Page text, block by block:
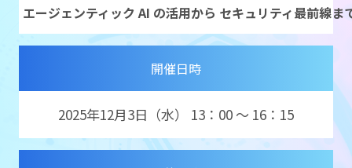
エージェンティック AI の活用から セキュリティ最前線ま
開催日時
2025年12月3日（水） 13：00 ～ 16：15